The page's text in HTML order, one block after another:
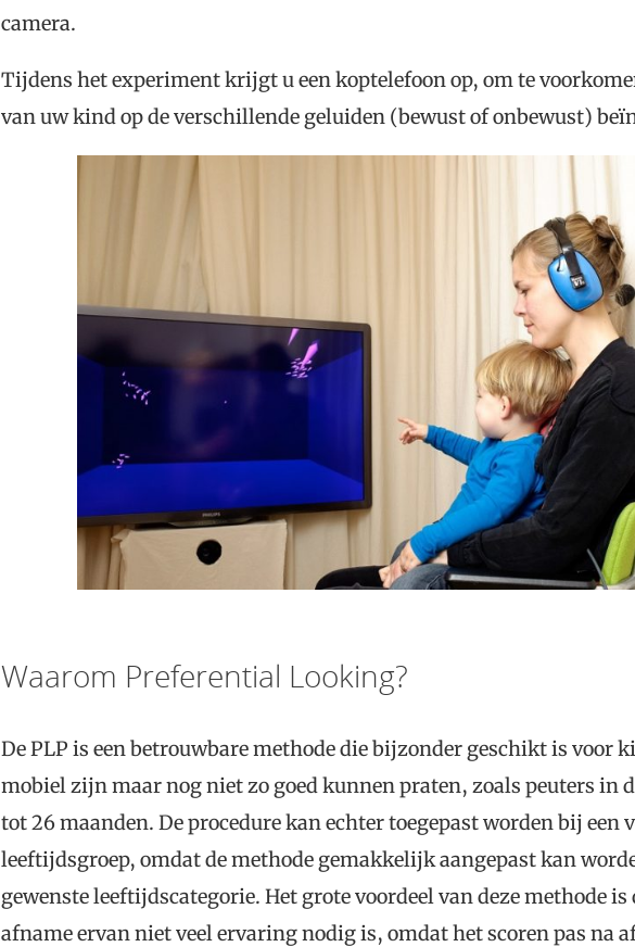
camera.
Tijdens het experiment krijgt u een koptelefoon op, om te
van uw kind op de verschillende geluiden (bewust of onbewust)
Waarom Preferential Looking?
De PLP is een betrouwbare methode die bijzonder geschikt is voor
mobiel zijn maar nog niet zo goed kunnen praten, zoals peuters in
tot 26 maanden. De procedure kan echter toegepast worden bij een
leeftijdsgroep, omdat de methode gemakkelijk aangepast kan
gewenste leeftijdscategorie. Het grote voordeel van deze methode is
afname ervan niet veel ervaring nodig is, omdat het scoren pas na